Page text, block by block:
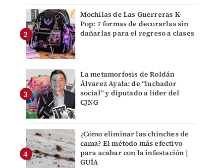
Mochilas de Las Guerreras K-
Pop: 7 formas de decorarlas sin
dañarlas para el regreso a clases
La metamorfosis de Roldán
Álvarez Ayala: de “luchador
social” y diputado a líder del
CJNG
¿Cómo eliminar las chinches de
cama? El método más efectivo
para acabar con la infestación |
GUÍA